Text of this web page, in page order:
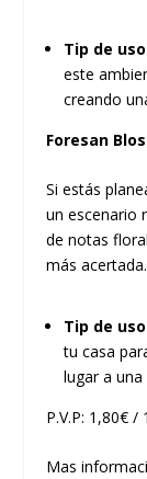
Tip de
este
creando
Foresan
Si estás
un escenario
de notas
más acertada.
Tip de
tu casa
lugar a
P.V.P: 1,80€ /
Mas